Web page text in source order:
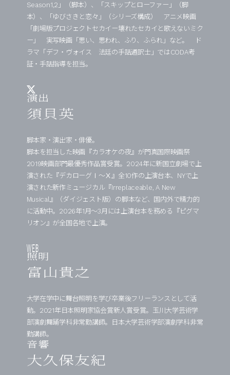
Season1,2」（脚本）、「スキップとローファー」（脚
本）、「ゆびさきと恋々」（シリーズ構成） アニメ映画
「劇場版プロジェクトセカイー壊れたセカイと歌えないミク
ー」 実写映画「思い、思われ、ふり、ふられ」など。 ド
ラマ「デフ・ヴォイス 法廷の手話通訳士」ではCODA考
証・手話指導を担当。
演出
須貝英
脚本家・演出家・俳優。
脚本を担当した映画『カラオケの夜』が門真国際映画祭
2019映画部門最優秀作品賞受賞。2024年に新国立劇場で上
演された『デカローグⅠ〜Ⅹ』全10作の上演台本、NYで上
演された新作ミュージカル『Irreplaceable, A New
Musical』（ダイジェスト版）の脚本など、国内外で精力的
に活動中。2026年1月〜3月には上演台本を務める『ピグマ
リオン』が全国各地で上演。
照明
富山貴之
大学在学中に舞台照明を学び卒業後フリーランスとして活
動。2021年日本照明家協会賞新人賞受賞。玉川大学芸術学
部演劇舞踊学科非常勤講師。日本大学芸術学部演劇学科非常
勤講師。
音響
大久保友紀